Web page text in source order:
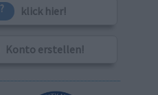
klick hier!
Konto erstellen!